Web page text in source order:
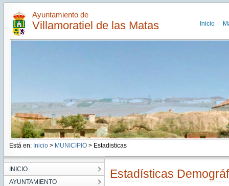
Ayuntamiento de
Villamoratiel de las Matas Inicio
Está en: Inicio > MUNICIPIO> Estadisticas
INICIO
AYUNTAMIENTO
Estadísticas